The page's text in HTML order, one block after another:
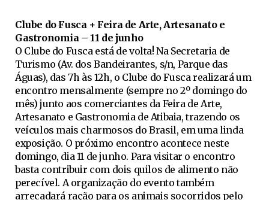
Clube do Fusca + Feira de Arte, Artesanato e
Gastronomia – 11 de junho
O Clube do Fusca está de volta! Na Secretaria de
Turismo (Av. dos Bandeirantes, s/n, Parque das
Águas), das 7h às 12h, o Clube do Fusca realizará um
encontro mensalmente (sempre no 2º domingo do
mês) junto aos comerciantes da Feira de Arte,
Artesanato e Gastronomia de Atibaia, trazendo os
veículos mais charmosos do Brasil, em uma linda
exposição. O próximo encontro acontece neste
domingo, dia 11 de junho. Para visitar o encontro
basta contribuir com dois quilos de alimento não
perecível. A organização do evento também
arrecadará ração para os animais socorridos pelo